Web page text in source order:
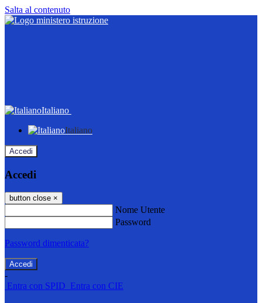
Salta al contenuto
Italiano
Italiano
Accedi
Accedi
button close ×
Nome Utente
Password
Password dimenticata?
-
Entra con SPID Entra con CIE